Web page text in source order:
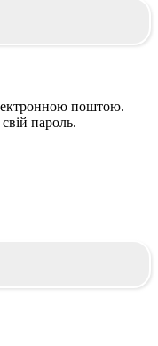
поштою.
пароль.